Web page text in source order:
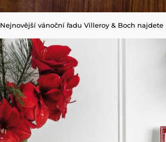
Nejnovější vánoční řadu Villeroy & Boch